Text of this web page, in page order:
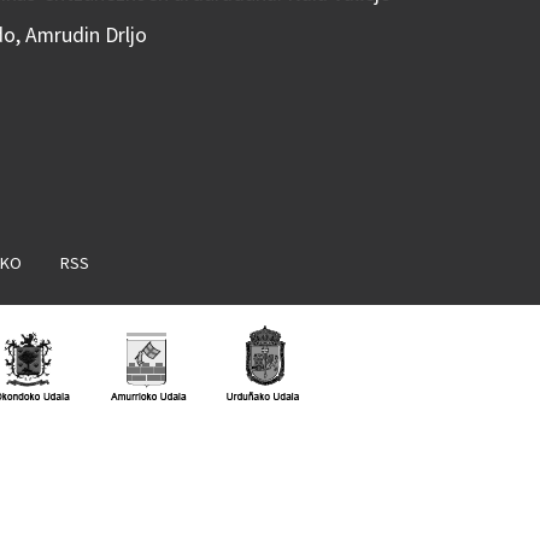
Amrudin Drljo
RSS